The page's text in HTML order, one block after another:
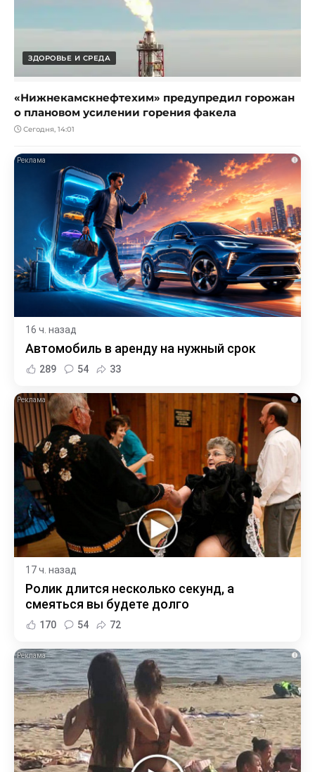
ЗДОРОВЬЕ И СРЕДА
«Нижнекамскнефтехим» предупредил горожан
о плановом усилении горения факела
Сегодня, 14:01
i
16 ч. назад
Автомобиль в аренду на нужный срок
289 54 33
i
17 ч. назад
Ролик длится несколько секунд, а
смеяться вы будете долго
170 54 72
i